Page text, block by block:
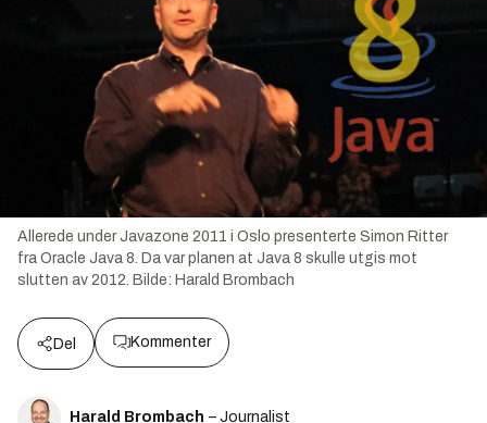
Allerede under Javazone 2011 i Oslo presenterte Simon Ritter
fra Oracle Java 8. Da var planen at Java 8 skulle utgis mot
slutten av 2012. Bilde: Harald Brombach
Del Kommenter
Harald Brombach – Journalist